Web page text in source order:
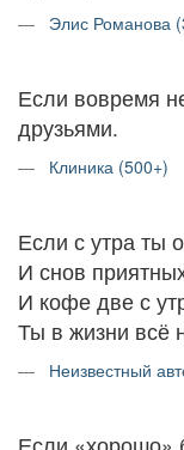
Элис Романова
Если вовремя
друзьями.
Клиника (500+)
Если с утра ты
И снов
И кофе две с
Ты в жизни всё
Неизвестный